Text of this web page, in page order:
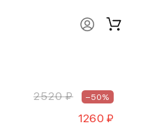
2520 ₽ –50%
1260 ₽